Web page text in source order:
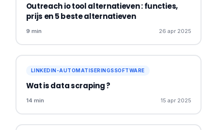
Outreach io tool alternatieven : functies,
prijs en 5 beste alternatieven
9 min 26 apr 2025
LINKEDIN-AUTOMATISERINGSSOFTWARE
Wat is data scraping​ ?
14 min 15 apr 2025